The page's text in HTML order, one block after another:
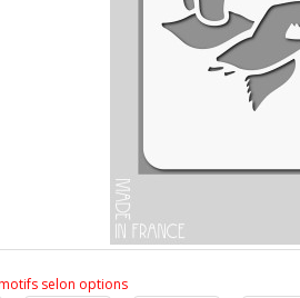
selon options